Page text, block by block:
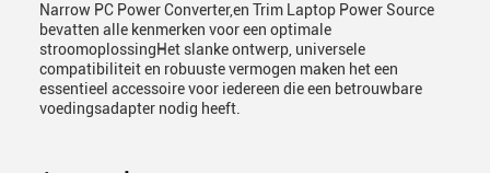
Narrow PC Power Converter,en Trim Laptop Power Source
bevatten alle kenmerken voor een optimale
stroomoplossingHet slanke ontwerp, universele
compatibiliteit en robuuste vermogen maken het een
essentieel accessoire voor iedereen die een betrouwbare
voedingsadapter nodig heeft.